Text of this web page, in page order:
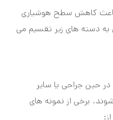
باعث کاهش سطح هوشیاری
به دسته های زیر تقسیم می
در حین جراحی یا سایر
برخی از نمونه های